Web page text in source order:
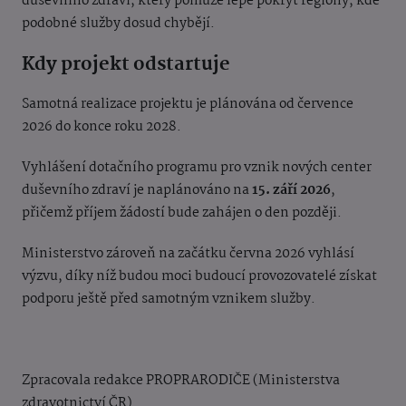
podobné služby dosud chybějí.
Kdy projekt odstartuje
Samotná realizace projektu je plánována od července
2026 do konce roku 2028.
Vyhlášení dotačního programu pro vznik nových center
duševního zdraví je naplánováno na15. září 2026,
přičemž příjem žádostí bude zahájen o den později.
Ministerstvo zároveň na začátku června 2026 vyhlásí
výzvu, díky níž budou moci budoucí provozovatelé získat
podporu ještě před samotným vznikem služby.
Zpracovala redakce PROPRARODIČE (Ministerstva